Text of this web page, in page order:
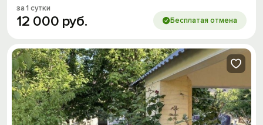
за 1 сутки
12 000 руб. Бесплатая отмена